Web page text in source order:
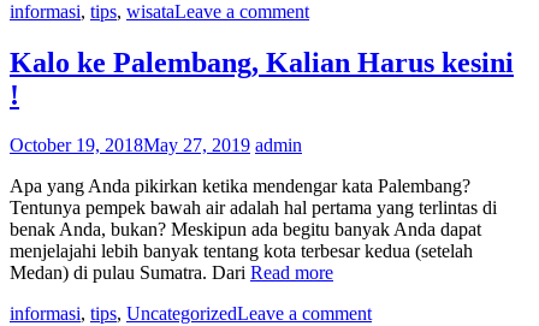
informasi, tips, wisataLeave a comment
Kalo ke Palembang, Kalian Harus kesini
!
October 19, 2018May 27, 2019 admin
Apa yang Anda pikirkan ketika mendengar kata Palembang?
Tentunya pempek bawah air adalah hal pertama yang terlintas di
benak Anda, bukan? Meskipun ada begitu banyak Anda dapat
menjelajahi lebih banyak tentang kota terbesar kedua (setelah
Medan) di pulau Sumatra. Dari Read more
informasi, tips, UncategorizedLeave a comment